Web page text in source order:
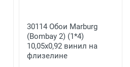
30114 Обои Marburg
(Bombay 2) (1*4)
10,05x0,92 винил на
флизелине